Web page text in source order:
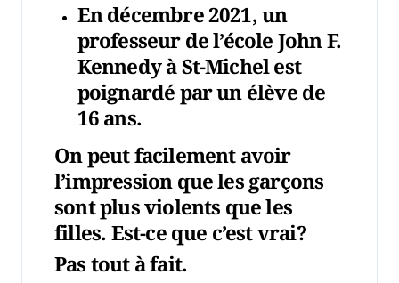
En décembre 2021, un
professeur de l’école John F.
Kennedy à St-Michel est
poignardé par un élève de
16 ans.
On peut facilement avoir
l’impression que les garçons
sont plus violents que les
filles. Est-ce que c’est vrai?
Pas tout à fait.